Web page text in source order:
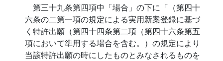
第三十九条第四項中「場合」の下に「（第四十
六条の二第一項の規定による実用新案登録に基づ
く特許出願（第四十四条第二項（第四十六条第五
項において準用する場合を含む。）の規定により
当該特許出願の時にしたものとみなされるものを